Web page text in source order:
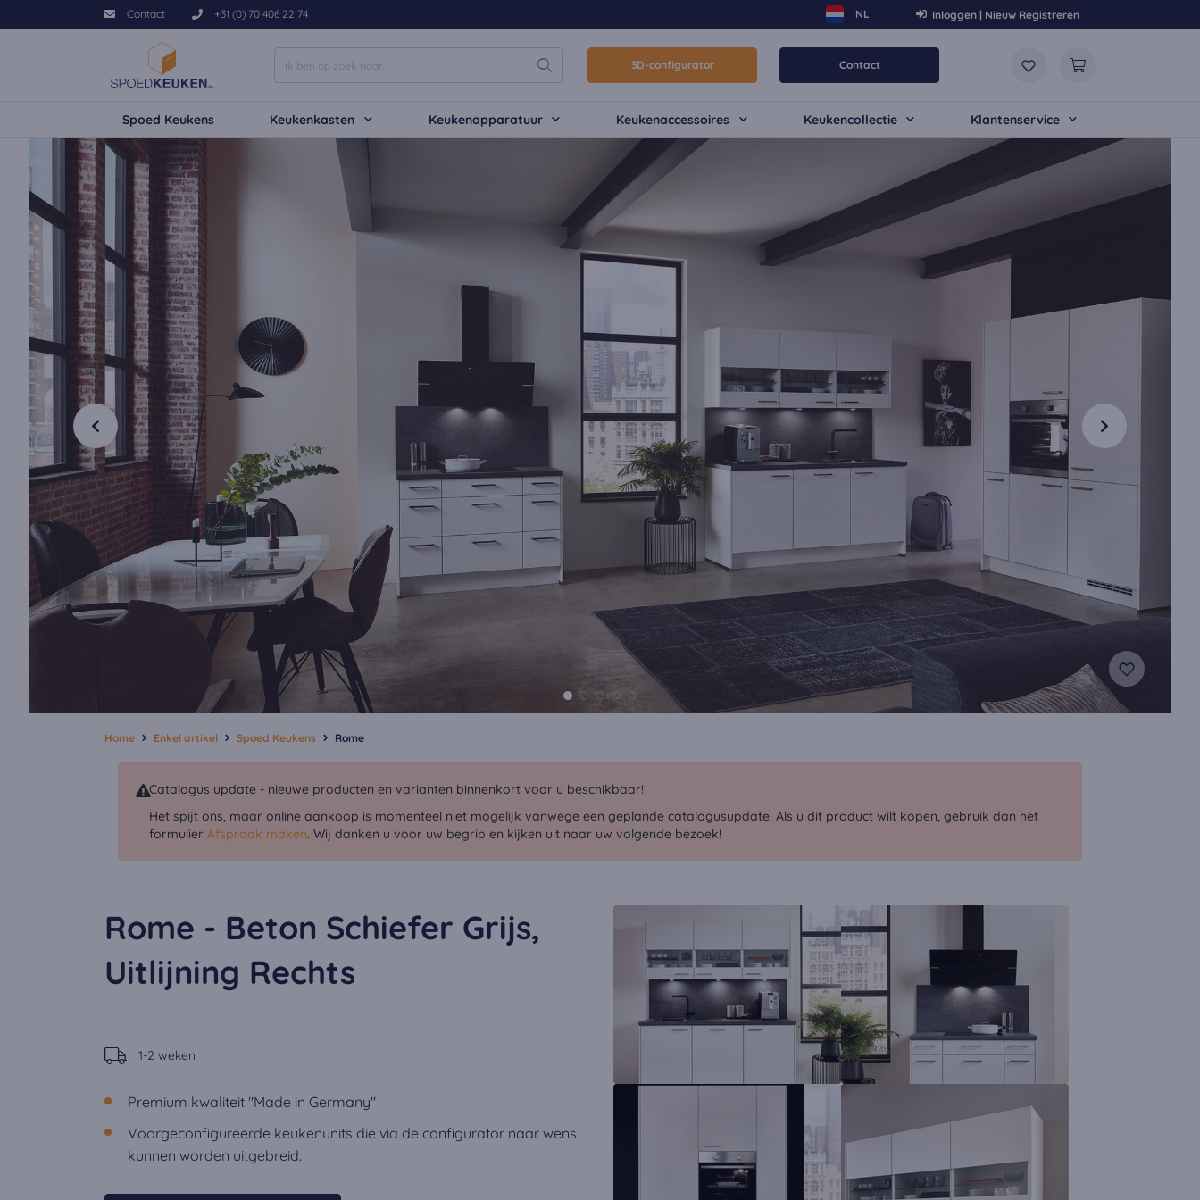
Contact +31 (0) 70 406 22 74 Inloggen | Nieuw Registreren
3D-configurator Contact
Spoed Keukens Keukenkasten Keukenapparatuur Keukenaccessoires Keukencollectie Klantenservice
Home Enkel artikel Spoed Keukens Rome
Catalogus update - nieuwe producten en varianten binnenkort voor u beschikbaar!
Het spijt ons, maar online aankoop is momenteel niet mogelijk vanwege een geplande catalogusupdate. Als u dit product wilt kopen, gebruik dan het
formulier Afspraak maken. Wij danken u voor uw begrip en kijken uit naar uw volgende bezoek!
Rome - Beton Schiefer Grijs,
Uitlijning Rechts
1-2 weken
Premium kwaliteit "Made in Germany"
Voorgeconfigureerde keukenunits die via de configurator naar wens
kunnen worden uitgebreid.